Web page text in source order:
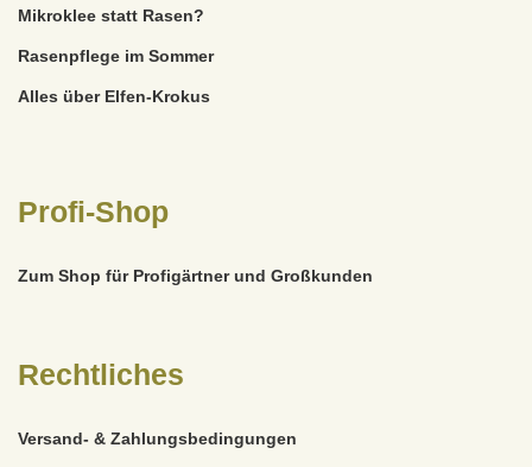
Mikroklee statt Rasen?
Rasenpflege im Sommer
Alles über Elfen-Krokus
Profi-Shop
Zum Shop für Profigärtner und Großkunden
Rechtliches
Versand- & Zahlungsbedingungen